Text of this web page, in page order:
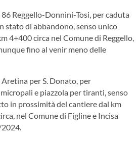
Reggello-Donnini-Tosi, per caduta
stato di abbandono, senso unico
4+400 circa nel Comune di Reggello,
fino al venir meno delle
per S. Donato, per
e piazzola per tiranti, senso
in prossimità del cantiere dal km
nel Comune di Figline e Incisa